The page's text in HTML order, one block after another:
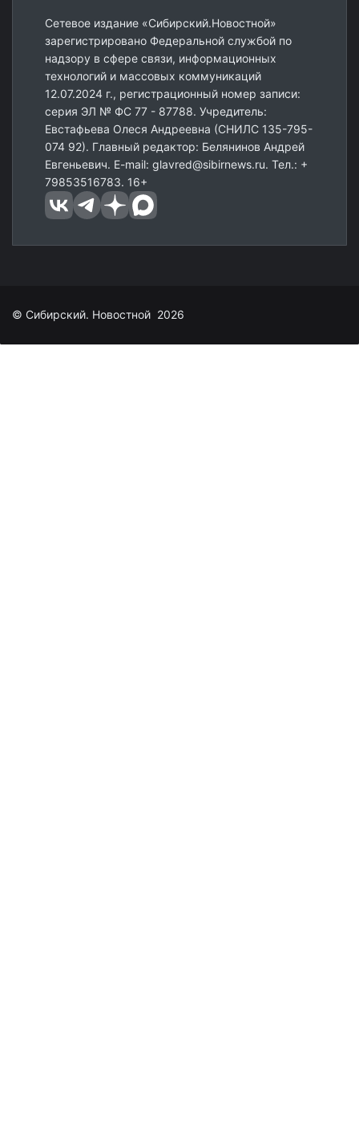
Сетевое издание «Сибирский.Новостной»
зарегистрировано Федеральной службой по
надзору в сфере связи, информационных
технологий и массовых коммуникаций
12.07.2024 г., регистрационный номер записи:
серия ЭЛ № ФС 77 - 87788. Учредитель:
Евстафьева Олеся Андреевна (СНИЛС 135-795-
074 92). Главный редактор: Белянинов Андрей
Евгеньевич. E-mail: glavred@sibirnews.ru. Тел.: +
79853516783. 16+
© Сибирский. Новостной 2026